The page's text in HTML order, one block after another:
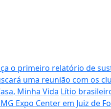
o primeiro relatório de
uma reunião com os
Minha Vida Lítio
Expo Center em Juiz de